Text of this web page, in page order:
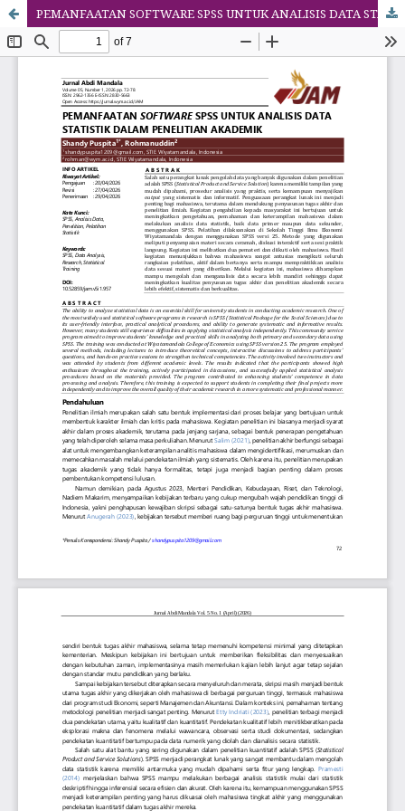
PEMANFAATAN SOFTWARE SPSS UNTUK ANALISIS DATA STATISTIK DALAM PENELITIAN AKADEMIK